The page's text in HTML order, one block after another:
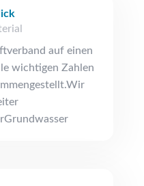
auf einen
wichtigen Zahlen